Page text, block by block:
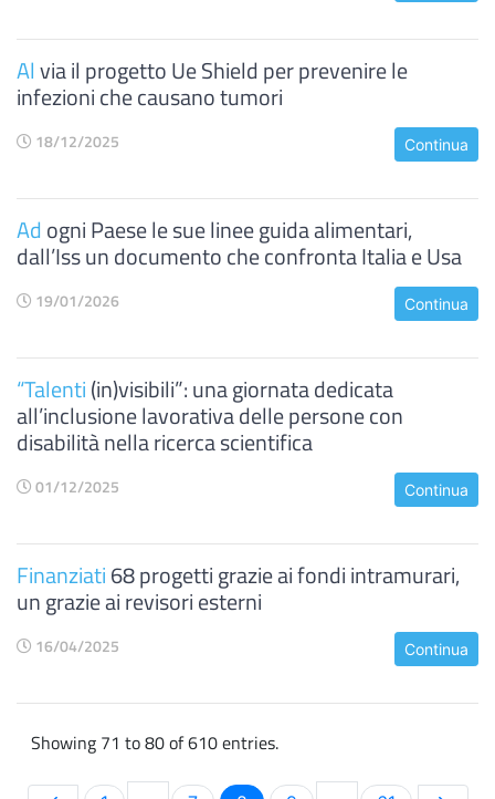
Alvia il progetto Ue Shield per prevenire le
infezioni che causano tumori
18/12/2025 Continua
Adogni Paese le sue linee guida alimentari,
dall’Iss un documento che confronta Italia e Usa
19/01/2026 Continua
“Talenti(in)visibili”: una giornata dedicata
all’inclusione lavorativa delle persone con
disabilità nella ricerca scientifica
01/12/2025 Continua
Finanziati68 progetti grazie ai fondi intramurari,
un grazie ai revisori esterni
16/04/2025 Continua
Showing 71 to 80 of 610 entries.